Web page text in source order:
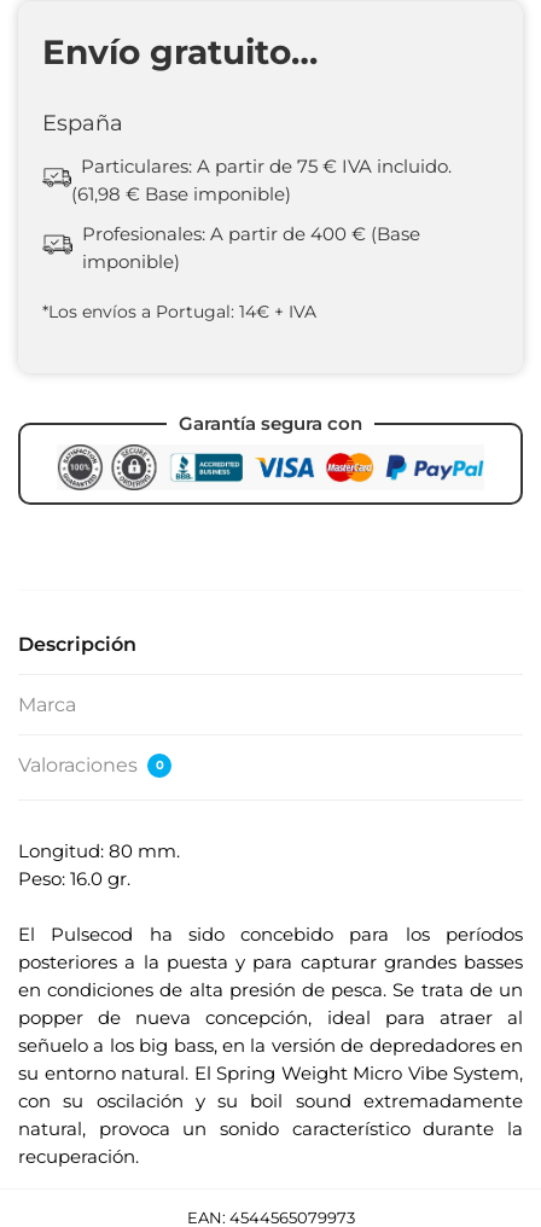
Envío gratuito…
España
Particulares: A partir de 75 € IVA incluido.
(61,98 € Base imponible)
Profesionales: A partir de 400 € (Base
imponible)
*Los envíos a Portugal: 14€ + IVA
Garantía segura con
Descripción
Marca
Valoraciones 0
Longitud: 80 mm.
Peso: 16.0 gr.
El Pulsecod ha sido concebido para los períodos
posteriores a la puesta y para capturar grandes basses
en condiciones de alta presión de pesca. Se trata de un
popper de nueva concepción, ideal para atraer al
señuelo a los big bass, en la versión de depredadores en
su entorno natural. El Spring Weight Micro Vibe System,
con su oscilación y su boil sound extremadamente
natural, provoca un sonido característico durante la
recuperación.
EAN: 4544565079973